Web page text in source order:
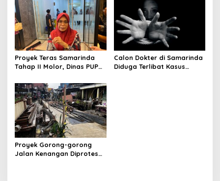
Proyek Teras Samarinda
Tahap II Molor, Dinas PUPR
Calon Dokter di Samarinda
Diduga Terlibat Kasus
Proyek Gorong-gorong
Jalan Kenangan Diprotes